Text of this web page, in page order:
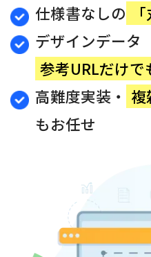
仕様書なしの
デザインデー
参考URLだけで
高難度実装・ 複
もお任せ